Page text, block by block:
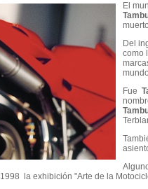
El
Del
como
Fue
la exhibición "Arte de la